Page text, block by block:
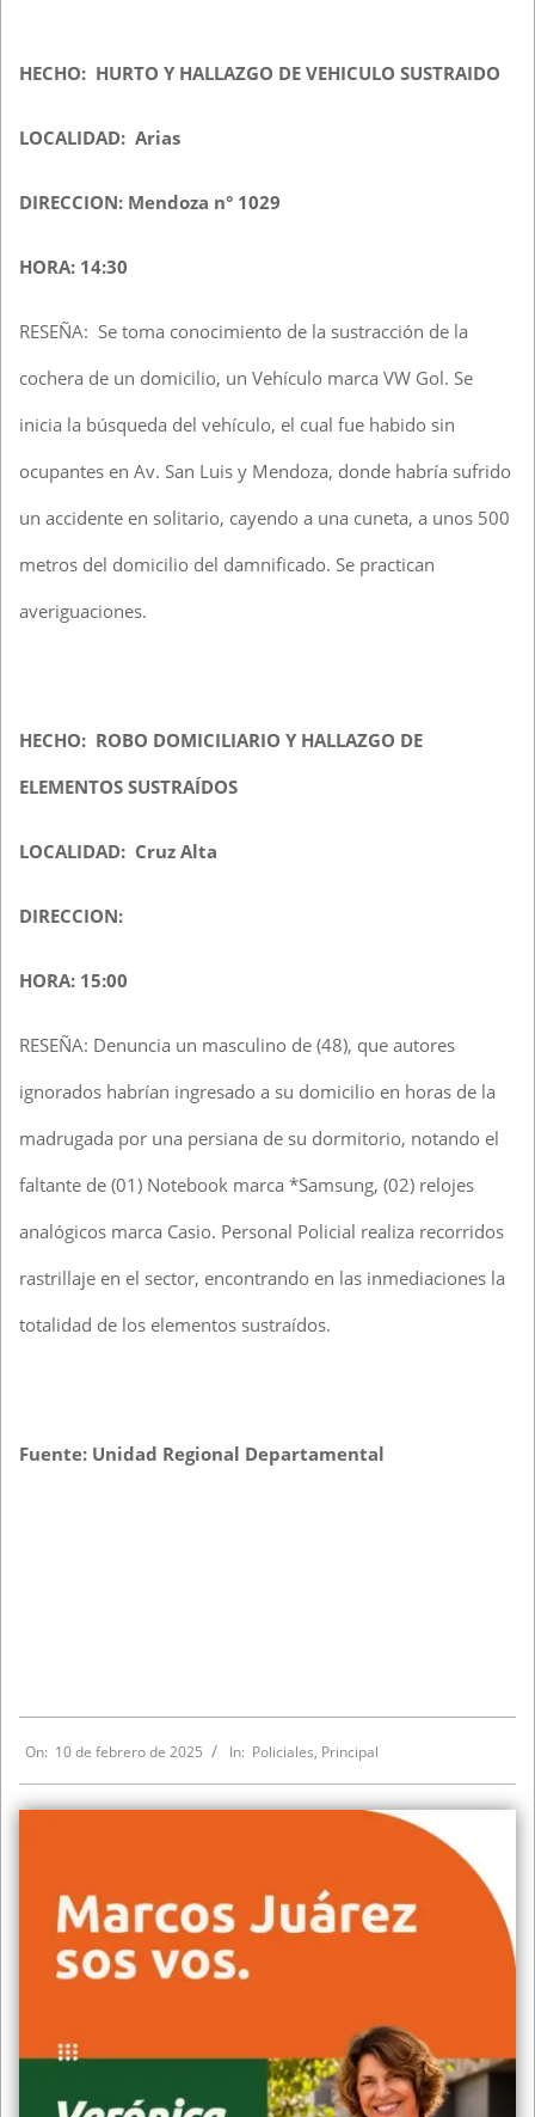
HECHO: HURTO Y HALLAZGO DE VEHICULO SUSTRAIDO
LOCALIDAD: Arias
DIRECCION: Mendoza n° 1029
HORA: 14:30
RESEÑA: Se toma conocimiento de la sustracción de la
cochera de un domicilio, un Vehículo marca VW Gol. Se
inicia la búsqueda del vehículo, el cual fue habido sin
ocupantes en Av. San Luis y Mendoza, donde habría sufrido
un accidente en solitario, cayendo a una cuneta, a unos 500
metros del domicilio del damnificado. Se practican
averiguaciones.
HECHO: ROBO DOMICILIARIO Y HALLAZGO DE
ELEMENTOS SUSTRAÍDOS
LOCALIDAD: Cruz Alta
DIRECCION:
HORA: 15:00
RESEÑA: Denuncia un masculino de (48), que autores
ignorados habrían ingresado a su domicilio en horas de la
madrugada por una persiana de su dormitorio, notando el
faltante de (01) Notebook marca *Samsung, (02) relojes
analógicos marca Casio. Personal Policial realiza recorridos
rastrillaje en el sector, encontrando en las inmediaciones la
totalidad de los elementos sustraídos.
Fuente: Unidad Regional Departamental
On: 10 de febrero de 2025 In: Policiales, Principal